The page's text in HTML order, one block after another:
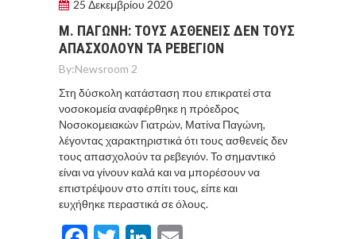
25 Δεκεμβρίου 2020
Μ. ΠΑΓΩΝΗ: ΤΟΥΣ ΑΣΘΕΝΕΙΣ ΔΕΝ ΤΟΥΣ
ΑΠΑΣΧΟΛΟΥΝ ΤΑ ΡΕΒΕΓΙΟΝ
By:Newsroom 2
Στη δύσκολη κατάσταση που επικρατεί στα
νοσοκομεία αναφέρθηκε η πρόεδρος
Νοσοκομειακών Γιατρών, Ματίνα Παγώνη,
λέγοντας χαρακτηριστικά ότι τους ασθενείς δεν
τους απασχολούν τα ρεβεγιόν. Το σημαντικό
είναι να γίνουν καλά και να μπορέσουν να
επιστρέψουν στο σπίτι τους, είπε και
ευχήθηκε περαστικά σε όλους.